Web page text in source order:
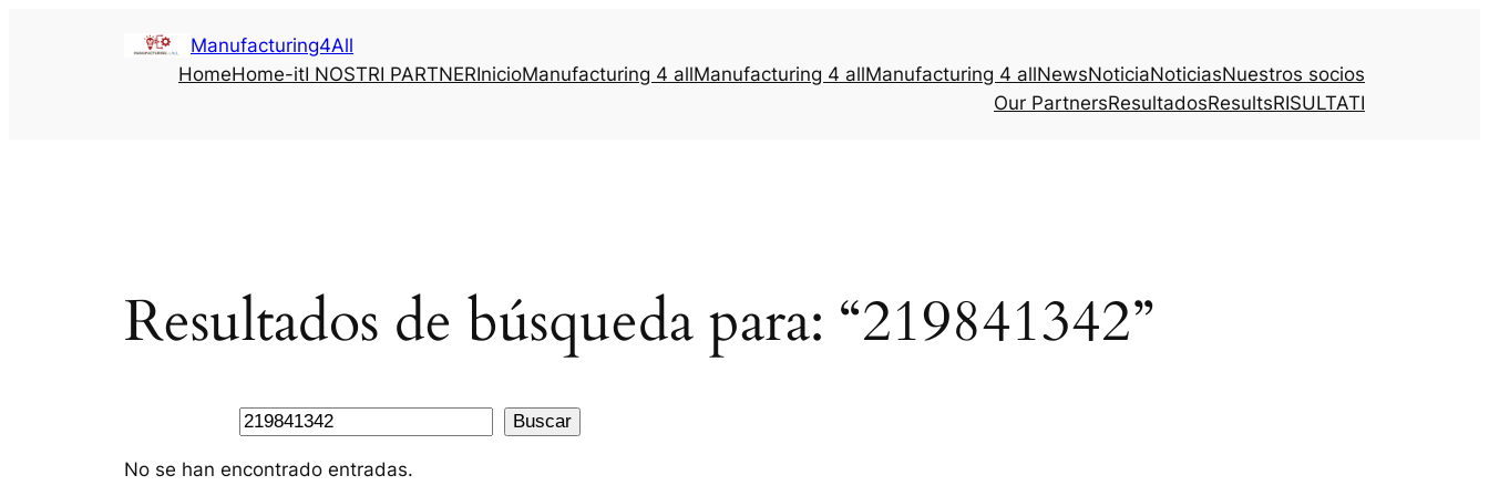
Manufacturing4All
HomeHome-itI NOSTRI PARTNERInicioManufacturing 4 allManufacturing 4 allManufacturing 4 allNewsNoticiaNoticiasNuestros socios
Our PartnersResultadosResultsRISULTATI
Resultados de búsqueda para: “219841342”
Buscar Buscar
No se han encontrado entradas.